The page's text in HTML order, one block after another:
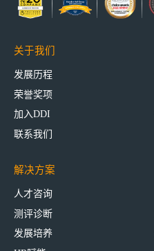
关于我们
发展历程
荣誉奖项
加入DDI
联系我们
解决方案
人才咨询
测评诊断
发展培养